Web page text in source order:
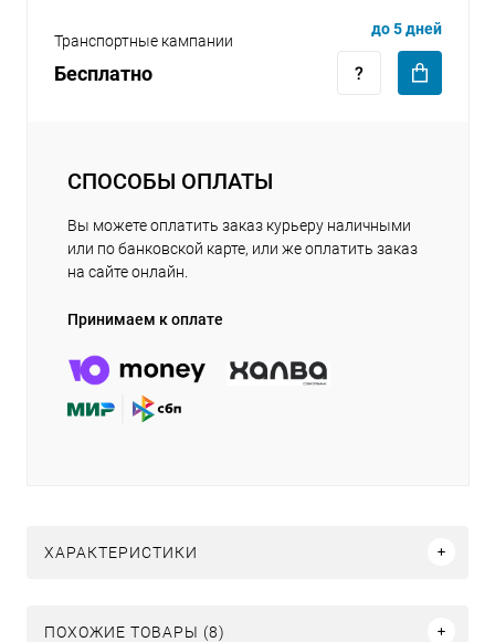
Транспортные кампании
Бесплатно
до 5 дней
СПОСОБЫ ОПЛАТЫ
Вы можете оплатить заказ курьеру наличными
или по банковской карте, или же оплатить заказ
на сайте онлайн.
Принимаем к оплате
ХАРАКТЕРИСТИКИ
ПОХОЖИЕ ТОВАРЫ (8)
раз в 2 недели